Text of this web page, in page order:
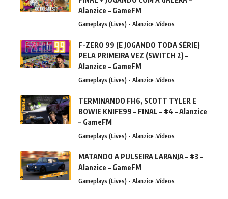
Alanzice – GameFM
Gameplays (Lives) - Alanzice Vídeos
F-ZERO 99 (E JOGANDO TODA SÉRIE)
PELA PRIMEIRA VEZ (SWITCH 2) –
Alanzice – GameFM
Gameplays (Lives) - Alanzice Vídeos
TERMINANDO FH6, SCOTT TYLER E
BOWIE KNIFE99 – FINAL – #4 – Alanzice
– GameFM
Gameplays (Lives) - Alanzice Vídeos
MATANDO A PULSEIRA LARANJA – #3 –
Alanzice – GameFM
Gameplays (Lives) - Alanzice Vídeos